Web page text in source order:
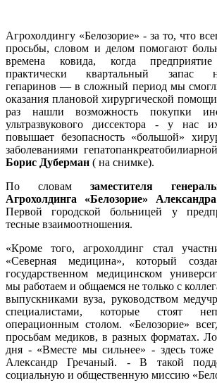
Агрохолдингу «Белозорие» - за то, что
просьбы, словом и делом помогают
времена ковида, когда
практически квартальный запас
гепаринов — в сложный период мы
оказания плановой хирургической
раз нашли возможность покупки
ультразвукового диссектора - у нас
повышает безопасность «большой»
заболеваниями
Борис Дуберман ( на снимке).
По словам заместителя
Агрохолдинга «Белозорие»
Первой городской больницей у
тесные взаимоотношения.
«Кроме того, агрохолдинг стал
«Северная медицина», который
государственном медицинском
мы работаем и общаемся не только с
выпускниками вуза, руководством
специалистами, которые стоят
операционным столом. «Белозорие»
просьбам медиков, в разных форматах.
дня - «Вместе мы сильнее» - здесь тоже
Александр Гречаный. - В такой
социальную и общественную миссию